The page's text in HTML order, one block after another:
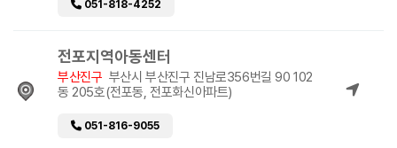
051-818-4252
전포지역아동센터
부산진구 부산시 부산진구 진남로356번길 90 102
동 205호(전포동, 전포화신아파트)
051-816-9055